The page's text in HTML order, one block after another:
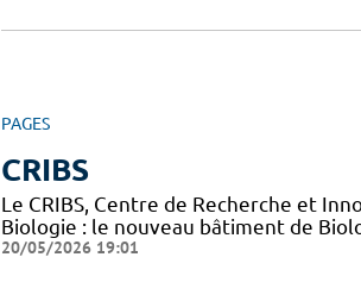
PAGES
CRIBS
Le CRIBS, Centre de Recherche et
Biologie : le nouveau bâtiment de
20/05/2026 19:01